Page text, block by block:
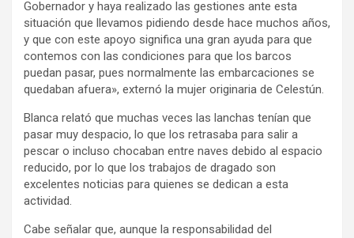
Gobernador y haya realizado las gestiones ante esta
situación que llevamos pidiendo desde hace muchos años,
y que con este apoyo significa una gran ayuda para que
contemos con las condiciones para que los barcos
puedan pasar, pues normalmente las embarcaciones se
quedaban afuera», externó la mujer originaria de Celestún.
Blanca relató que muchas veces las lanchas tenían que
pasar muy despacio, lo que los retrasaba para salir a
pescar o incluso chocaban entre naves debido al espacio
reducido, por lo que los trabajos de dragado son
excelentes noticias para quienes se dedican a esta
actividad.
Cabe señalar que, aunque la responsabilidad del